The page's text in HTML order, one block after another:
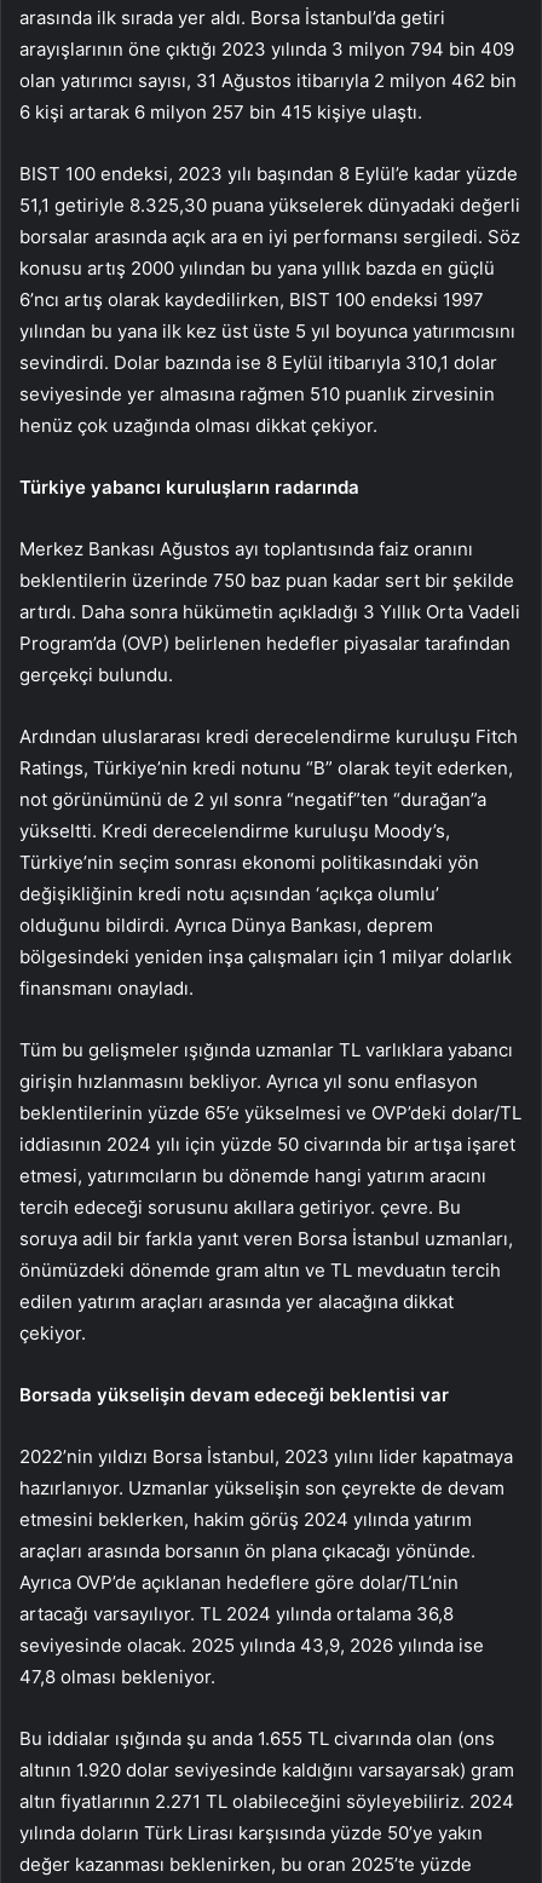
arasında ilk sırada yer aldı. Borsa İstanbul’da getiri
arayışlarının öne çıktığı 2023 yılında 3 milyon 794 bin 409
olan yatırımcı sayısı, 31 Ağustos itibarıyla 2 milyon 462 bin
6 kişi artarak 6 milyon 257 bin 415 kişiye ulaştı.
BIST 100 endeksi, 2023 yılı başından 8 Eylül’e kadar yüzde
51,1 getiriyle 8.325,30 puana yükselerek dünyadaki değerli
borsalar arasında açık ara en iyi performansı sergiledi. Söz
konusu artış 2000 yılından bu yana yıllık bazda en güçlü
6’ncı artış olarak kaydedilirken, BIST 100 endeksi 1997
yılından bu yana ilk kez üst üste 5 yıl boyunca yatırımcısını
sevindirdi. Dolar bazında ise 8 Eylül itibarıyla 310,1 dolar
seviyesinde yer almasına rağmen 510 puanlık zirvesinin
henüz çok uzağında olması dikkat çekiyor.
Türkiye yabancı kuruluşların radarında
Merkez Bankası Ağustos ayı toplantısında faiz oranını
beklentilerin üzerinde 750 baz puan kadar sert bir şekilde
artırdı. Daha sonra hükümetin açıkladığı 3 Yıllık Orta Vadeli
Program’da (OVP) belirlenen hedefler piyasalar tarafından
gerçekçi bulundu.
Ardından uluslararası kredi derecelendirme kuruluşu Fitch
Ratings, Türkiye’nin kredi notunu “B” olarak teyit ederken,
not görünümünü de 2 yıl sonra “negatif”ten “durağan”a
yükseltti. Kredi derecelendirme kuruluşu Moody’s,
Türkiye’nin seçim sonrası ekonomi politikasındaki yön
değişikliğinin kredi notu açısından ‘açıkça olumlu’
olduğunu bildirdi. Ayrıca Dünya Bankası, deprem
bölgesindeki yeniden inşa çalışmaları için 1 milyar dolarlık
finansmanı onayladı.
Tüm bu gelişmeler ışığında uzmanlar TL varlıklara yabancı
girişin hızlanmasını bekliyor. Ayrıca yıl sonu enflasyon
beklentilerinin yüzde 65’e yükselmesi ve OVP’deki dolar/TL
iddiasının 2024 yılı için yüzde 50 civarında bir artışa işaret
etmesi, yatırımcıların bu dönemde hangi yatırım aracını
tercih edeceği sorusunu akıllara getiriyor. çevre. Bu
soruya adil bir farkla yanıt veren Borsa İstanbul uzmanları,
önümüzdeki dönemde gram altın ve TL mevduatın tercih
edilen yatırım araçları arasında yer alacağına dikkat
çekiyor.
Borsada yükselişin devam edeceği beklentisi var
2022’nin yıldızı Borsa İstanbul, 2023 yılını lider kapatmaya
hazırlanıyor. Uzmanlar yükselişin son çeyrekte de devam
etmesini beklerken, hakim görüş 2024 yılında yatırım
araçları arasında borsanın ön plana çıkacağı yönünde.
Ayrıca OVP’de açıklanan hedeflere göre dolar/TL’nin
artacağı varsayılıyor. TL 2024 yılında ortalama 36,8
seviyesinde olacak. 2025 yılında 43,9, 2026 yılında ise
47,8 olması bekleniyor.
Bu iddialar ışığında şu anda 1.655 TL civarında olan (ons
altının 1.920 dolar seviyesinde kaldığını varsayarsak) gram
altın fiyatlarının 2.271 TL olabileceğini söyleyebiliriz. 2024
yılında doların Türk Lirası karşısında yüzde 50’ye yakın
değer kazanması beklenirken, bu oran 2025’te yüzde